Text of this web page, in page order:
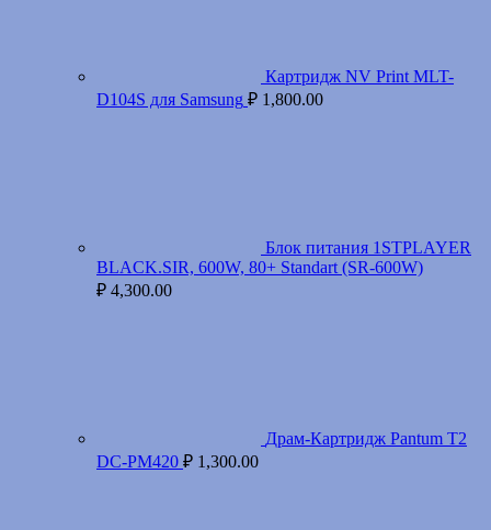
Картридж NV Print MLT-
D104S для Samsung ₽ 1,800.00
Блок питания 1STPLAYER
BLACK.SIR, 600W, 80+ Standart (SR-600W)
₽ 4,300.00
Драм-Картридж Pantum T2
DC-PM420 ₽ 1,300.00